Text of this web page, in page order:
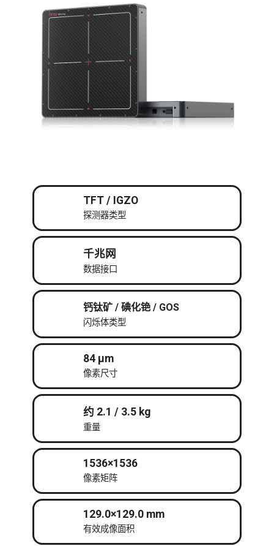
TFT / IGZO
探测器类型
千兆网
数据接口
钙钛矿 / 碘化铯 / GOS
闪烁体类型
84 μm
像素尺寸
约 2.1 / 3.5 kg
重量
1536×1536
像素矩阵
129.0×129.0 mm
有效成像面积